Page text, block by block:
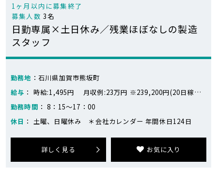
1ヶ月以内に募集終了
募集人数 3名
日勤専属×土日休み／残業ほぼなしの製造
スタッフ
勤務地 ：石川県加賀市熊坂町
給与 ： 時給:1,495円 月収例:23万円 ※239,200円(20日稼働、残業なしの場合) 1,495円×8時間×20日＝239,200円 ※目安となります。
勤務時間 ： 8：15～17：00
休日 ： 土曜、日曜休み ＊会社カレンダー 年間休日124日
詳しく見る お気に入り